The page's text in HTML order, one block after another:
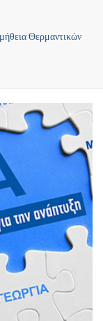
Θερμαντικών